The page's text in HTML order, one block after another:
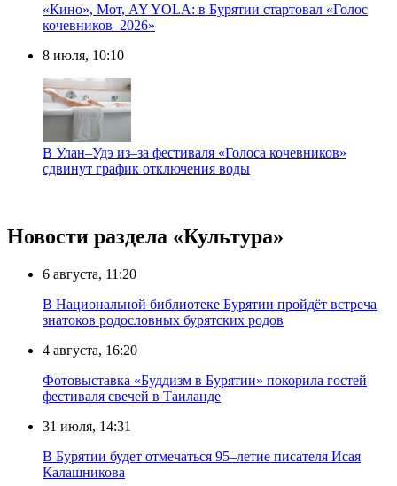
«Кино», Мот, AY YOLA: в Бурятии стартовал «Голос
кочевников–2026»
8 июля, 10:10
В Улан–Удэ из–за фестиваля «Голоса кочевников»
сдвинут график отключения воды
Новости раздела «Культура»
6 августа, 11:20
В Национальной библиотеке Бурятии пройдёт встреча
знатоков родословных бурятских родов
4 августа, 16:20
Фотовыставка «Буддизм в Бурятии» покорила гостей
фестиваля свечей в Таиланде
31 июля, 14:31
В Бурятии будет отмечаться 95–летие писателя Исая
Калашникова